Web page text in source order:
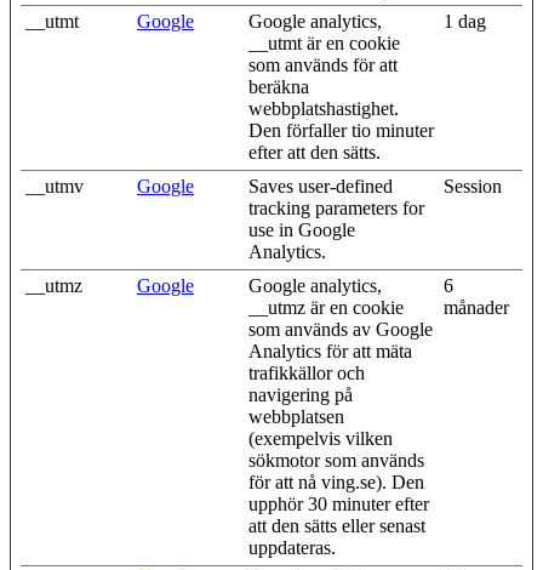
__utmt Google
Google analytics,
__utmt är en cookie
som används för att
beräkna
webbplatshastighet.
Den förfaller tio minuter
efter att den sätts.
1 dag
__utmv Google
Saves user-defined
tracking parameters for
use in Google
Analytics.
Session
__utmz Google
Google analytics,
__utmz är en cookie
som används av Google
Analytics för att mäta
trafikkällor och
navigering på
webbplatsen
(exempelvis vilken
sökmotor som används
för att nå ving.se). Den
upphör 30 minuter efter
att den sätts eller senast
uppdateras.
6
månader